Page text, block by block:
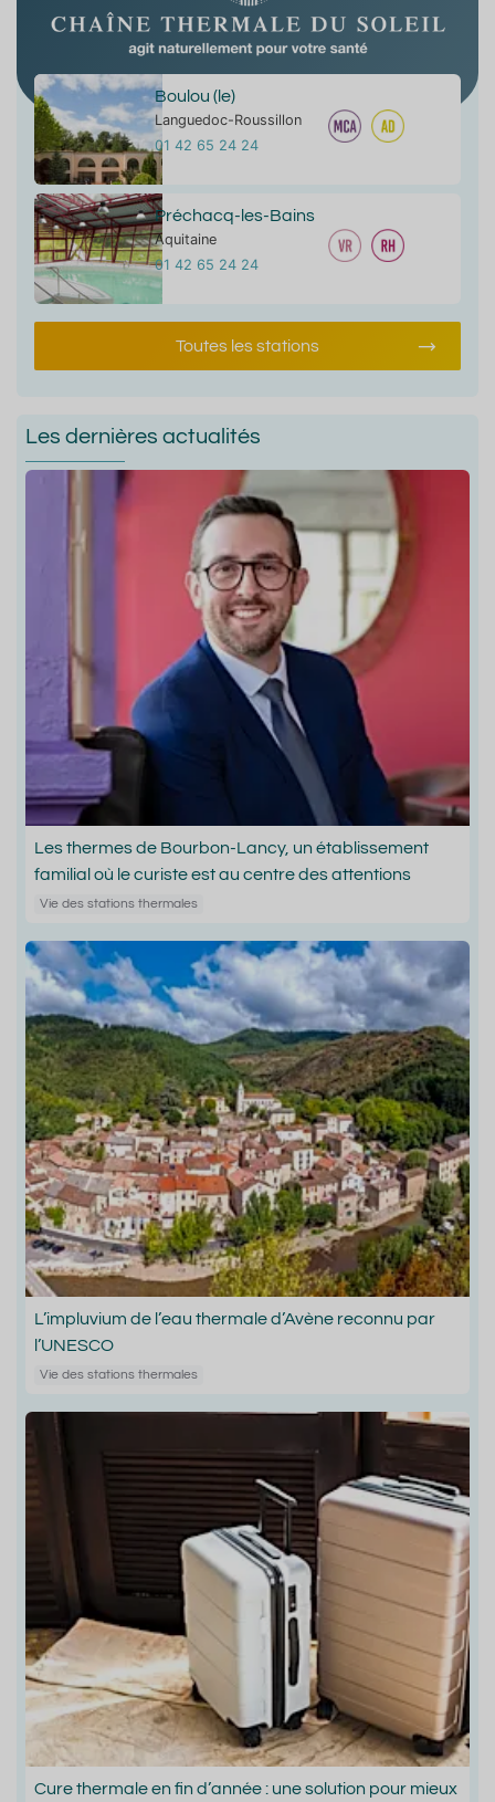
Boulou (le)
Languedoc-Roussillon
01 42 65 24 24
Préchacq-les-Bains
Aquitaine
01 42 65 24 24
Toutes les stations
Les dernières actualités
Les thermes de Bourbon-Lancy, un établissement
familial où le curiste est au centre des attentions
Vie des stations thermales
L’impluvium de l’eau thermale d’Avène reconnu par
l’UNESCO
Vie des stations thermales
Cure thermale en fin d’année : une solution pour mieux